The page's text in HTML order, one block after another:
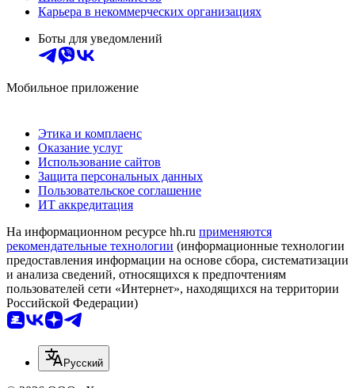
Карьера в некоммерческих организациях
Боты для уведомлений
Мобильное приложение
Этика и комплаенс
Оказание услуг
Использование сайтов
Защита персональных данных
Пользовательское соглашение
ИТ аккредитация
На информационном ресурсе hh.ru применяются
рекомендательные технологии (информационные технологии
предоставления информации на основе сбора, систематизации
и анализа сведений, относящихся к предпочтениям
пользователей сети «Интернет», находящихся на территории
Российской Федерации)
Русский